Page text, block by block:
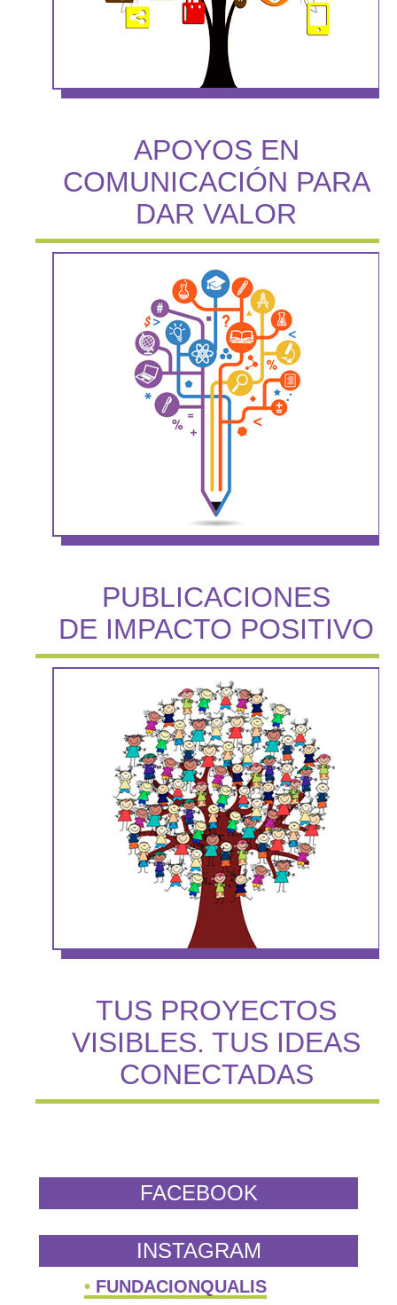
APOYOS EN
COMUNICACIÓN PARA
DAR VALOR
PUBLICACIONES
DE IMPACTO POSITIVO
TUS PROYECTOS
VISIBLES. TUS IDEAS
CONECTADAS
FACEBOOK
INSTAGRAM
FUNDACIONQUALIS